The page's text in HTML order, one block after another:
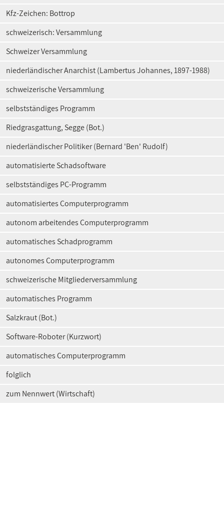
Kfz-Zeichen: Bottrop
schweizerisch: Versammlung
Schweizer Versammlung
niederländischer Anarchist (Lambertus Johannes, 1897-1988)
schweizerische Versammlung
selbstständiges Programm
Riedgrasgattung, Segge (Bot.)
niederländischer Politiker (Bernard 'Ben' Rudolf)
automatisierte Schadsoftware
selbstständiges PC-Programm
automatisiertes Computerprogramm
autonom arbeitendes Computerprogramm
automatisches Schadprogramm
autonomes Computerprogramm
schweizerische Mitgliederversammlung
automatisches Programm
Salzkraut (Bot.)
Software-Roboter (Kurzwort)
automatisches Computerprogramm
folglich
zum Nennwert (Wirtschaft)